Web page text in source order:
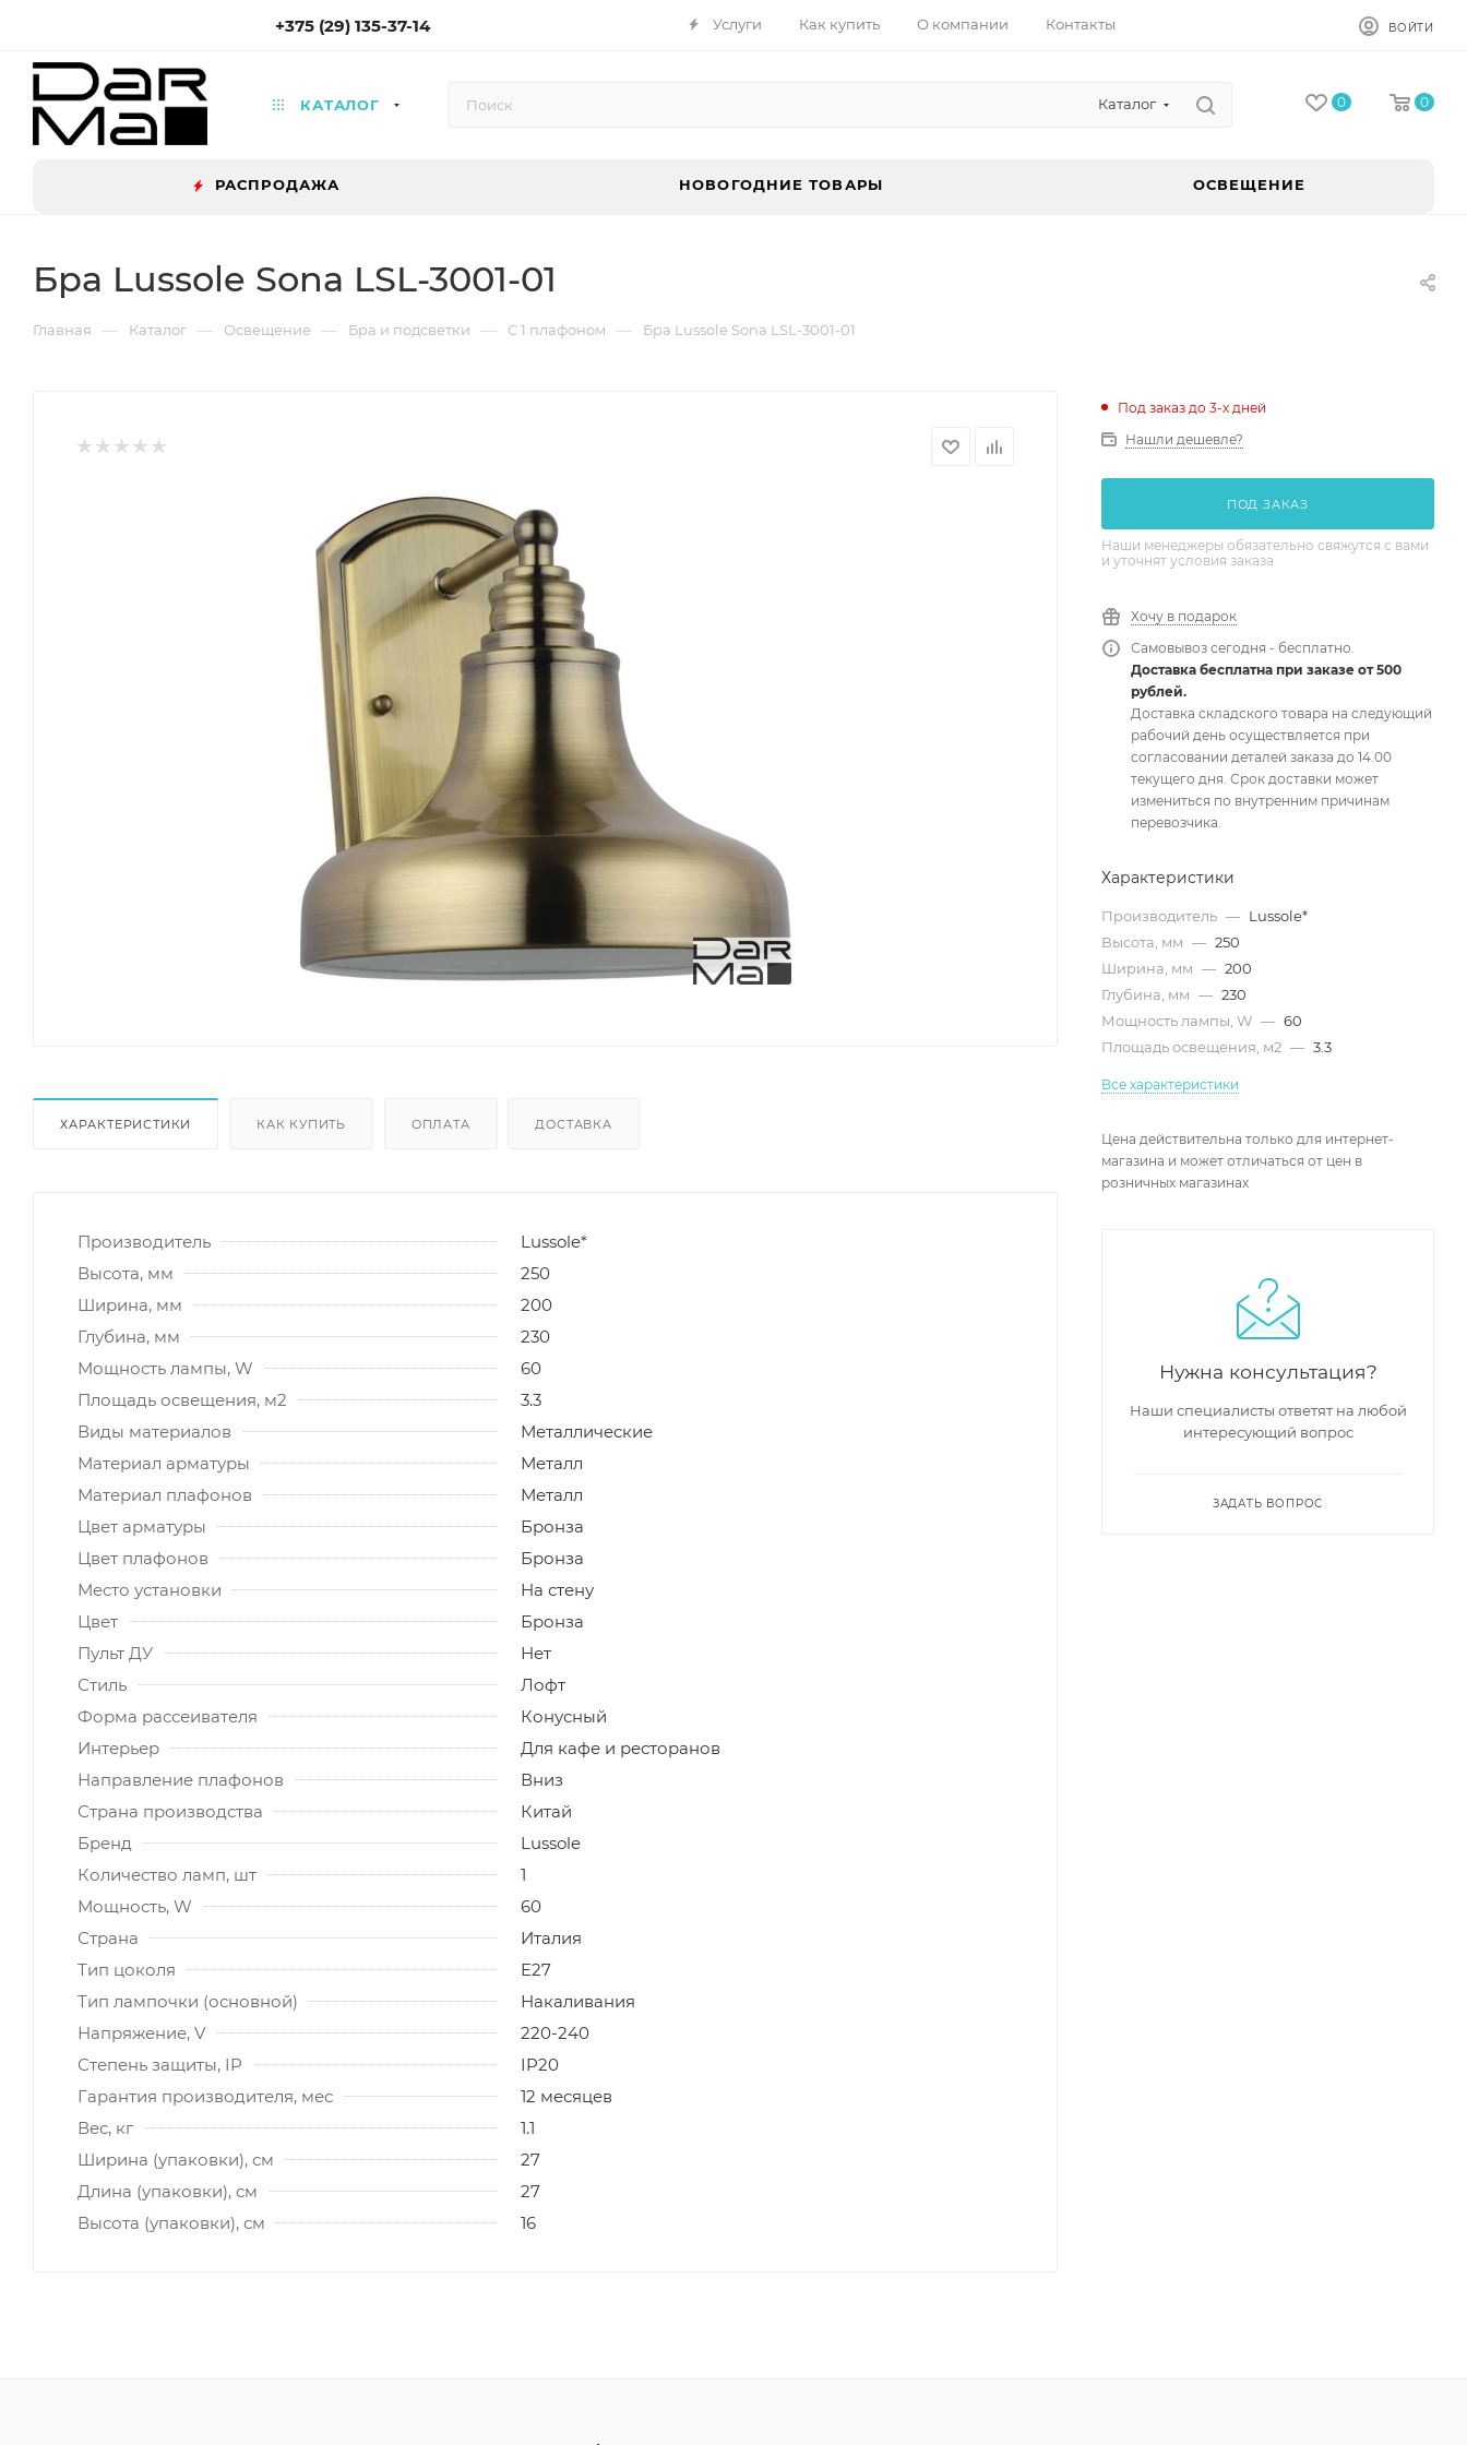
+375 (29) 135-37-14 Услуги Как купить О компании Контакты ВОЙТИ
КАТАЛОГ Каталог 0 0
РАСПРОДАЖА НОВОГОДНИЕ ТОВАРЫ ОСВЕЩЕНИЕ
Бра Lussole Sona LSL-3001-01
Главная — Каталог — Освещение — Бра и подсветки — С 1 плафоном — Бра Lussole Sona LSL-3001-01
ХАРАКТЕРИСТИКИ КАК КУПИТЬ ОПЛАТА ДОСТАВКА
Производитель
Lussole*
Высота, мм
250
Ширина, мм
200
Глубина, мм
230
Мощность лампы, W
60
Площадь освещения, м2
3.3
Виды материалов
Металлические
Материал арматуры
Металл
Материал плафонов
Металл
Цвет арматуры
Бронза
Цвет плафонов
Бронза
Место установки
На стену
Цвет
Бронза
Пульт ДУ
Нет
Стиль
Лофт
Форма рассеивателя
Конусный
Интерьер
Для кафе и ресторанов
Направление плафонов
Вниз
Страна производства
Китай
Бренд
Lussole
Количество ламп, шт
1
Мощность, W
60
Страна
Италия
Тип цоколя
E27
Тип лампочки (основной)
Накаливания
Напряжение, V
220-240
Степень защиты, IP
IP20
Гарантия производителя, мес
12 месяцев
Вес, кг
1.1
Ширина (упаковки), см
27
Длина (упаковки), см
27
Высота (упаковки), см
16
Под заказ до 3-х дней
Нашли дешевле?
ПОД ЗАКАЗ
Наши менеджеры обязательно свяжутся с вами
и уточнят условия заказа
Хочу в подарок
Самовывоз сегодня - бесплатно.
Доставка бесплатна при заказе от 500
рублей.
Доставка складского товара на следующий
рабочий день осуществляется при
согласовании деталей заказа до 14.00
текущего дня. Срок доставки может
измениться по внутренним причинам
перевозчика.
Характеристики
Производитель — Lussole*
Высота, мм — 250
Ширина, мм — 200
Глубина, мм — 230
Мощность лампы, W — 60
Площадь освещения, м2 — 3.3
Все характеристики
Цена действительна только для интернет-
магазина и может отличаться от цен в
розничных магазинах
Нужна консультация?
Наши специалисты ответят на любой
интересующий вопрос
ЗАДАТЬ ВОПРОС